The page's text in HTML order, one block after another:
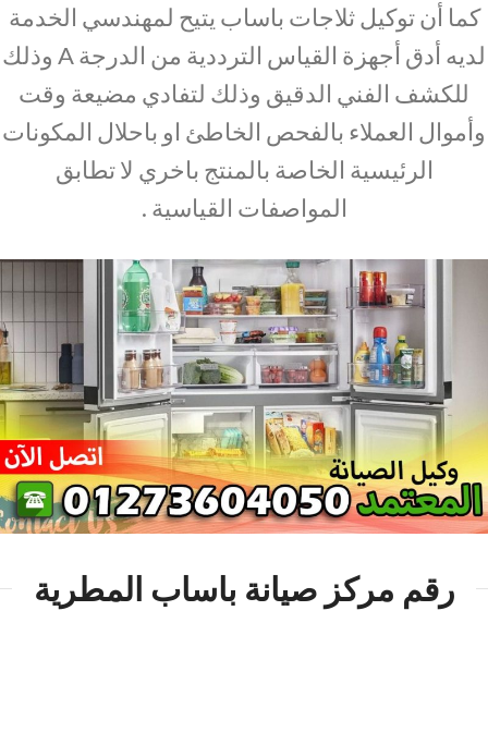
كما أن توكيل ثلاجات باساب يتيح لمهندسي الخدمة
لديه أدق أجهزة القياس الترددية من الدرجة A وذلك
للكشف الفني الدقيق وذلك لتفادي مضيعة وقت
وأموال العملاء بالفحص الخاطئ او باحلال المكونات
الرئيسية الخاصة بالمنتج باخري لا تطابق
المواصفات القياسية .
رقم مركز صيانة باساب المطرية